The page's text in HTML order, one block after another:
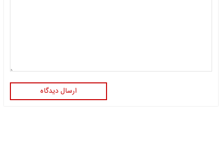
ارسال دیدگاه